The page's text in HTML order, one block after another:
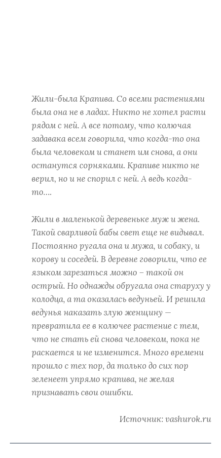
Жили-была Крапива. Со всеми растениями
была она не в ладах. Никто не хотел расти
рядом с ней. А все потому, что колючая
задавака всем говорила, что когда-то она
была человеком и станет им снова, а они
останутся сорняками. Крапиве никто не
верил, но и не спорил с ней. А ведь когда-
то….
Жили в маленькой деревеньке муж и жена.
Такой сварливой бабы свет еще не видывал.
Постоянно ругала она и мужа, и собаку, и
корову и соседей. В деревне говорили, что ее
языком зарезаться можно – такой он
острый. Но однажды обругала она старуху у
колодца, а та оказалась ведуньей. И решила
ведунья наказать злую женщину —
превратила ее в колючее растение с тем,
что не стать ей снова человеком, пока не
раскается и не изменится. Много времени
прошло с тех пор, да только до сих пор
зеленеет упрямо крапива, не желая
признавать свои ошибки.
Источник: vashurok.ru